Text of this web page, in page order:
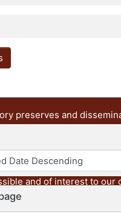
preserves and
access, the teaching and
Azcapotzalco. It also
and graphic documents
as content from other
and of interest to our
End User Send